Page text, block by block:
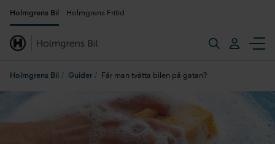
Holmgrens Bil Holmgrens Fritid
Holmgrens Bil Guider Får man tvätta bilen på gatan?